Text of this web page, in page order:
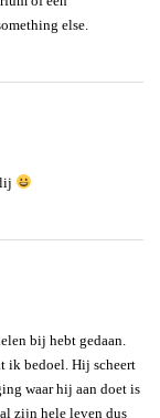
else.
bij hebt gedaan.
ik bedoel. Hij scheert
waar hij aan doet is
zijn hele leven dus